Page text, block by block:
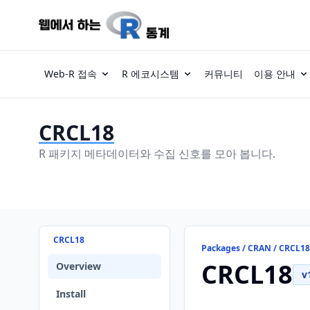
Web-R 접속 R 에코시스템 커뮤니티 이용 안내
CRCL18
R 패키지 메타데이터와 수집 신호를 모아 봅니다.
CRCL18
Overview
Install
Packages / CRAN / CRCL18
CRCL18